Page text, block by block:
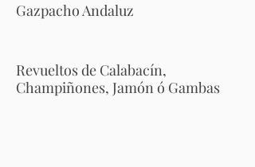
Gazpacho Andaluz
Revueltos de Calabacín,
Champiñones, Jamón ó Gambas